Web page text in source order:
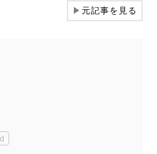
▶元記事を見る